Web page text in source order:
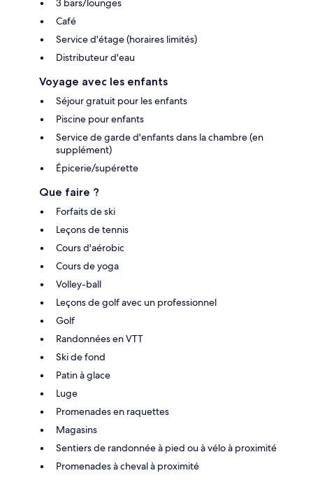
3 bars/lounges
Café
Service d'étage (horaires limités)
Distributeur d'eau
Voyage avec les enfants
Séjour gratuit pour les enfants
Piscine pour enfants
Service de garde d'enfants dans la chambre (en
supplément)
Épicerie/supérette
Que faire ?
Forfaits de ski
Leçons de tennis
Cours d'aérobic
Cours de yoga
Volley-ball
Leçons de golf avec un professionnel
Golf
Randonnées en VTT
Ski de fond
Patin à glace
Luge
Promenades en raquettes
Magasins
Sentiers de randonnée à pied ou à vélo à proximité
Promenades à cheval à proximité